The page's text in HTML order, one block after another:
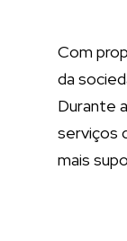
Com
da
Durante
serviços
mais